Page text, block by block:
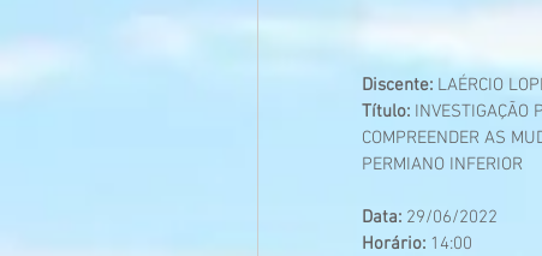
Discente: LAÉRCIO
Título: INVESTIGAÇÃO
COMPREENDER AS
PERMIANO INFERIOR
Data: 29/06/2022
Horário: 14:00